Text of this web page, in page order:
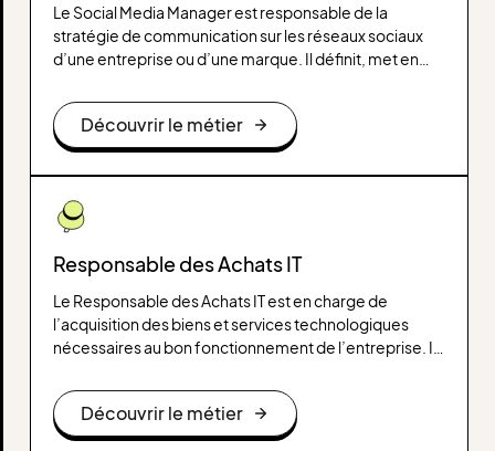
Le Social Media Manager est responsable de la
stratégie de communication sur les réseaux sociaux
d’une entreprise ou d’une marque. Il définit, met en
l’engagement et la visibilité de la marque tout en
atteignant les objectifs marketing.
Découvrir le métier
Responsable des Achats IT
Le Responsable des Achats IT est en charge de
l’acquisition des biens et services technologiques
nécessaires au bon fonctionnement de l’entreprise. Il
équipements informatiques, logiciels, services cloud
et autres solutions IT, tout en optimisant les coûts et en
garantissant la qualité et la conformité des produits et
Découvrir le métier